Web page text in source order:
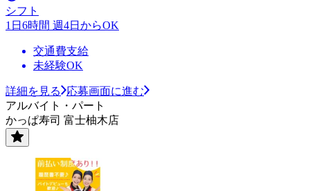
シフト
1日6時間 週4日からOK
交通費支給
未経験OK
詳細を見る
応募画面に進む
アルバイト・パート
かっぱ寿司 富士柚木店